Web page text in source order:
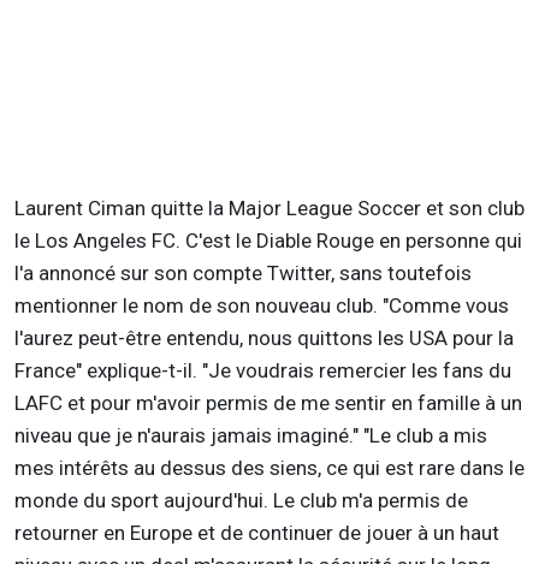
Laurent Ciman quitte la Major League Soccer et son club
le Los Angeles FC. C'est le Diable Rouge en personne qui
l'a annoncé sur son compte Twitter, sans toutefois
mentionner le nom de son nouveau club. "Comme vous
l'aurez peut-être entendu, nous quittons les USA pour la
France" explique-t-il. "Je voudrais remercier les fans du
LAFC et pour m'avoir permis de me sentir en famille à un
niveau que je n'aurais jamais imaginé." "Le club a mis
mes intérêts au dessus des siens, ce qui est rare dans le
monde du sport aujourd'hui. Le club m'a permis de
retourner en Europe et de continuer de jouer à un haut